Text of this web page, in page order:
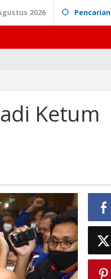
2026 Pencarian
Ketum